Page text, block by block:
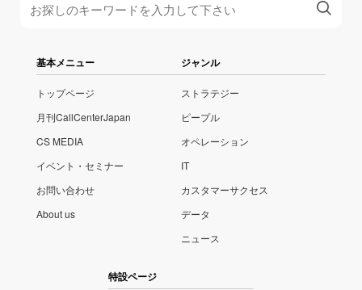
基本メニュー
トップページ
月刊CallCenterJapan
CS MEDIA
イベント・セミナー
お問い合わせ
About us
ジャンル
ストラテジー
ピープル
オペレーション
IT
カスタマーサクセス
データ
ニュース
特設ページ